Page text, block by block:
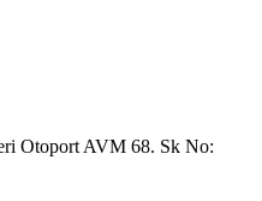
Otoport AVM 68. Sk No: